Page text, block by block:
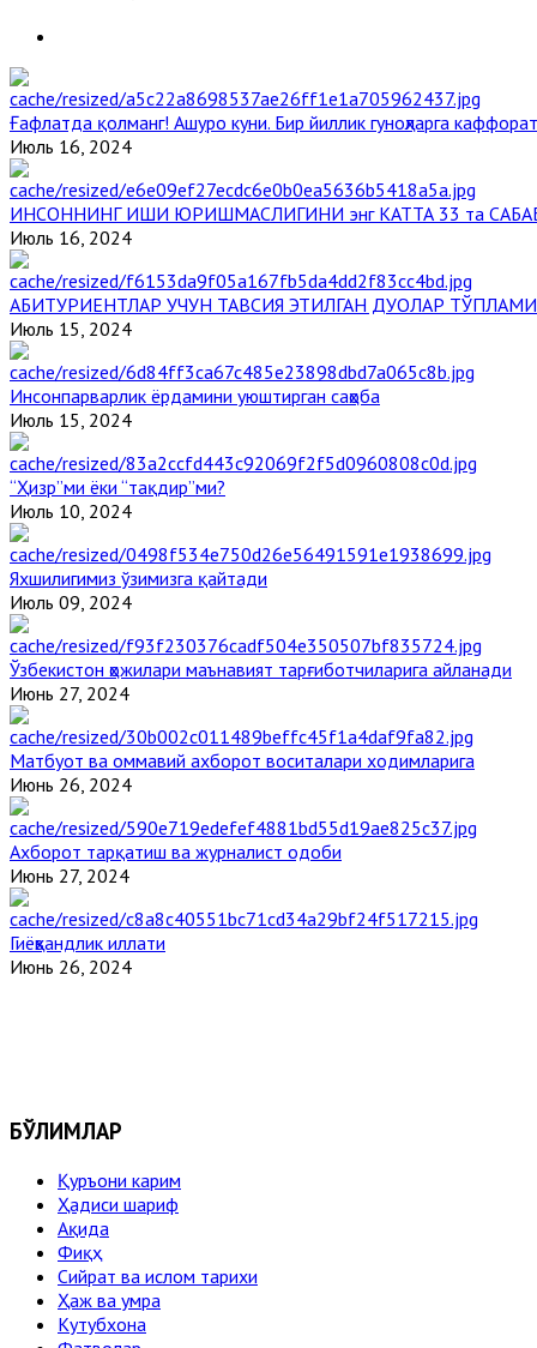
Ғафлатда қолманг! Ашуро куни. Бир йиллик гуноҳларга
Июль 16, 2024
ИНСОННИНГ ИШИ ЮРИШМАСЛИГИНИ энг КАТТА 33 та
Июль 16, 2024
АБИТУРИЕНТЛАР УЧУН ТАВСИЯ ЭТИЛГАН ДУОЛАР ТЎПЛАМИ
Июль 15, 2024
Инсонпарварлик ёрдамини уюштирган саҳоба
Июль 15, 2024
“Ҳизр”ми ёки “тақдир”ми?
Июль 10, 2024
Яхшилигимиз ўзимизга қайтади
Июль 09, 2024
Ўзбекистон ҳожилари маънавият тарғиботчиларига айланади
Июнь 27, 2024
Матбуот ва оммавий ахборот воситалари ходимларига
Июнь 26, 2024
Ахборот тарқатиш ва журналист одоби
Июнь 27, 2024
Гиёҳвандлик иллати
Июнь 26, 2024
БЎЛИМЛАР
Қуръони карим
Ҳадиси шариф
Ақида
Фиқҳ
Сийрат ва ислом тарихи
Ҳаж ва умра
Кутубхона